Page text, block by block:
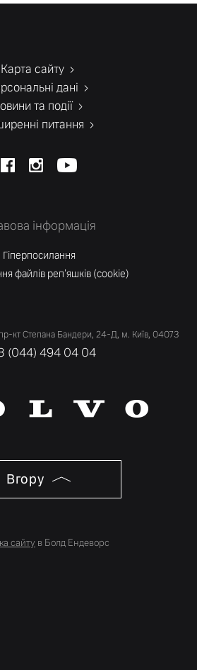
Карта сайту
дані
та події
питання
інформація
Гіперпосилання
файлів реп'яшків (cookie)
кт Степана Бандери, 24-Д, м. Київ, 04073
(044) 494 04 04
Вгору
сайту в Болд Ендеворс